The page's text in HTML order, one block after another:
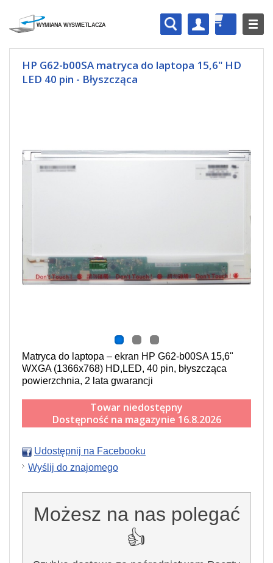
HP G62-b00SA matryca do laptopa 15,6" HD
LED 40 pin - Błyszcząca
Matryca do laptopa – ekran HP G62-b00SA 15,6"
WXGA (1366x768) HD,LED, 40 pin, błyszcząca
powierzchnia, 2 lata gwarancji
Towar niedostępny
Dostępność na magazynie 16.8.2026
Udostępnij na Facebooku
Wyślij do znajomego
Możesz na nas polegać
👍